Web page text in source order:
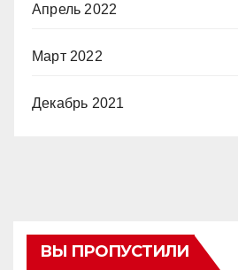
Апрель 2022
Март 2022
Декабрь 2021
ВЫ ПРОПУСТИЛИ